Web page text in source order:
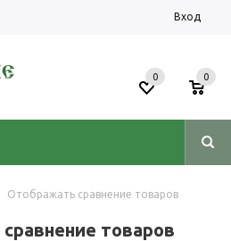
Вход
0 0
Отображать сравнение товаров
товаров